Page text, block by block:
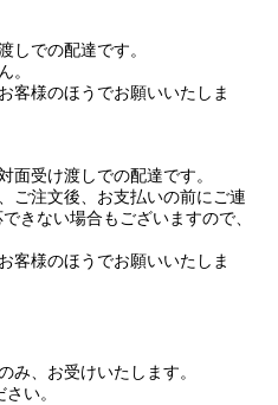
しでの配達です。
。
客様のほうでお願いいたしま
面受け渡しでの配達です。
ご注文後、お支払いの前にご連
きない場合もございますので、
客様のほうでお願いいたしま
み、お受けいたします。
い。